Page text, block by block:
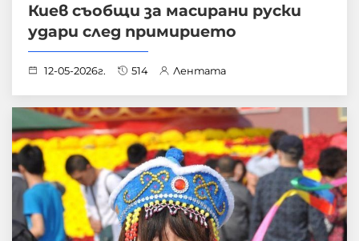
Киев съобщи за масирани руски
удари след примирието
12-05-2026г. 514 Лентата